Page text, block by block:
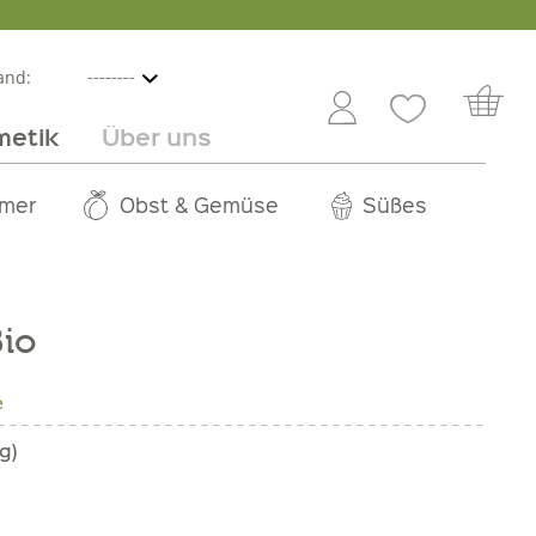
Über uns
Obst & Gemüse Süßes
Großhandel Service Jobs